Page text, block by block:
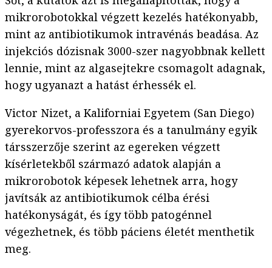
mikrorobotokkal végzett kezelés hatékonyabb,
mint az antibiotikumok intravénás beadása. Az
injekciós dózisnak 3000-szer nagyobbnak kellett
lennie, mint az algasejtekre csomagolt adagnak,
hogy ugyanazt a hatást érhessék el.
Victor Nizet, a Kaliforniai Egyetem (San Diego)
gyerekorvos-professzora és a tanulmány egyik
társszerzője szerint az egereken végzett
kísérletekből származó adatok alapján a
mikrorobotok képesek lehetnek arra, hogy
javítsák az antibiotikumok célba érési
hatékonyságát, és így több patogénnel
végezhetnek, és több páciens életét menthetik
meg.